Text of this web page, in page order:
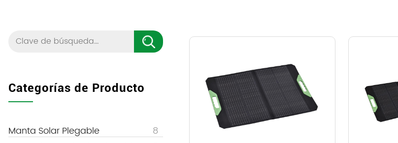
Categorías de Producto
Manta Solar Plegable
8